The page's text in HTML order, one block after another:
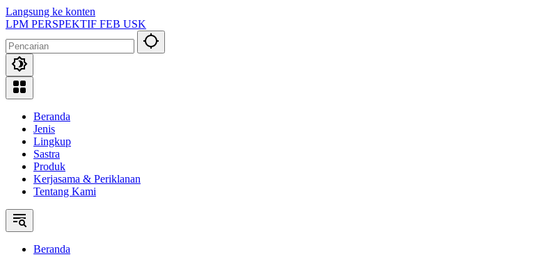
Langsung ke konten
LPM PERSPEKTIF FEB USK
Beranda
Jenis
Lingkup
Sastra
Produk
Kerjasama & Periklanan
Tentang Kami
Beranda